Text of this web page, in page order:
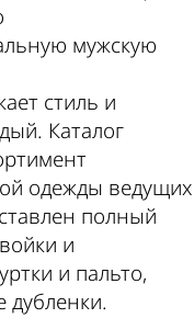
мужскую
стиль и
Каталог
одежды ведущих
полный
и
и пальто,